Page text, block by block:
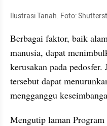
Ilustrasi Tanah. Foto:
Berbagai faktor, baik
manusia, dapat
kerusakan pada
tersebut dapat
mengganggu
Mengutip laman